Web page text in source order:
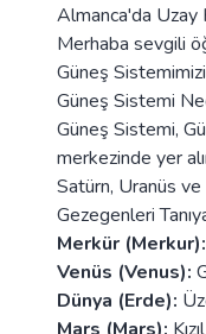
Almanca'da Uzay
Merhaba sevgili
Güneş Sistemimizi
Güneş Sistemi
Güneş Sistemi,
merkezinde yer
Satürn, Uranüs
Gezegenleri
Merkür (Merkur):
Venüs (Venus):
Dünya (Erde):